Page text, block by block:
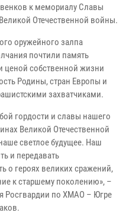
к мемориалу Славы
Отечественной войны.
оружейного залпа
почтили память
ценой собственной жизни
Родины, стран Европы и
захватчиками.
гордости и славы нашего
Великой Отечественной
светлое будущее. Наш
и передавать
о героях великих сражений,
к старшему поколению», –
Росгвардии по ХМАО – Югре